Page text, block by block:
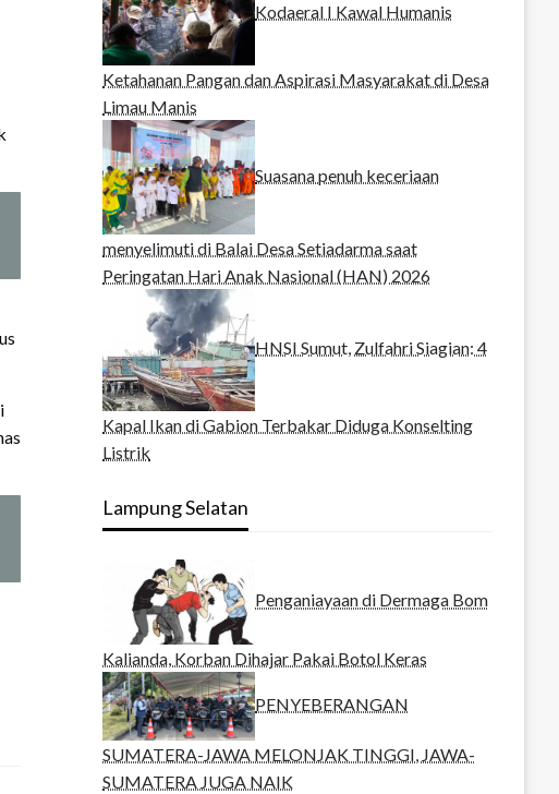
Kodaeral I Kawal Humanis
Ketahanan Pangan dan Aspirasi Masyarakat di Desa
Limau Manis
Suasana penuh keceriaan
menyelimuti di Balai Desa Setiadarma saat
Peringatan Hari Anak Nasional (HAN) 2026
HNSI Sumut, Zulfahri Siagian: 4
Kapal Ikan di Gabion Terbakar Diduga Konselting
Listrik
Lampung Selatan
Penganiayaan di Dermaga Bom
Kalianda, Korban Dihajar Pakai Botol Keras
PENYEBERANGAN
SUMATERA-JAWA MELONJAK TINGGI, JAWA-
SUMATERA JUGA NAIK